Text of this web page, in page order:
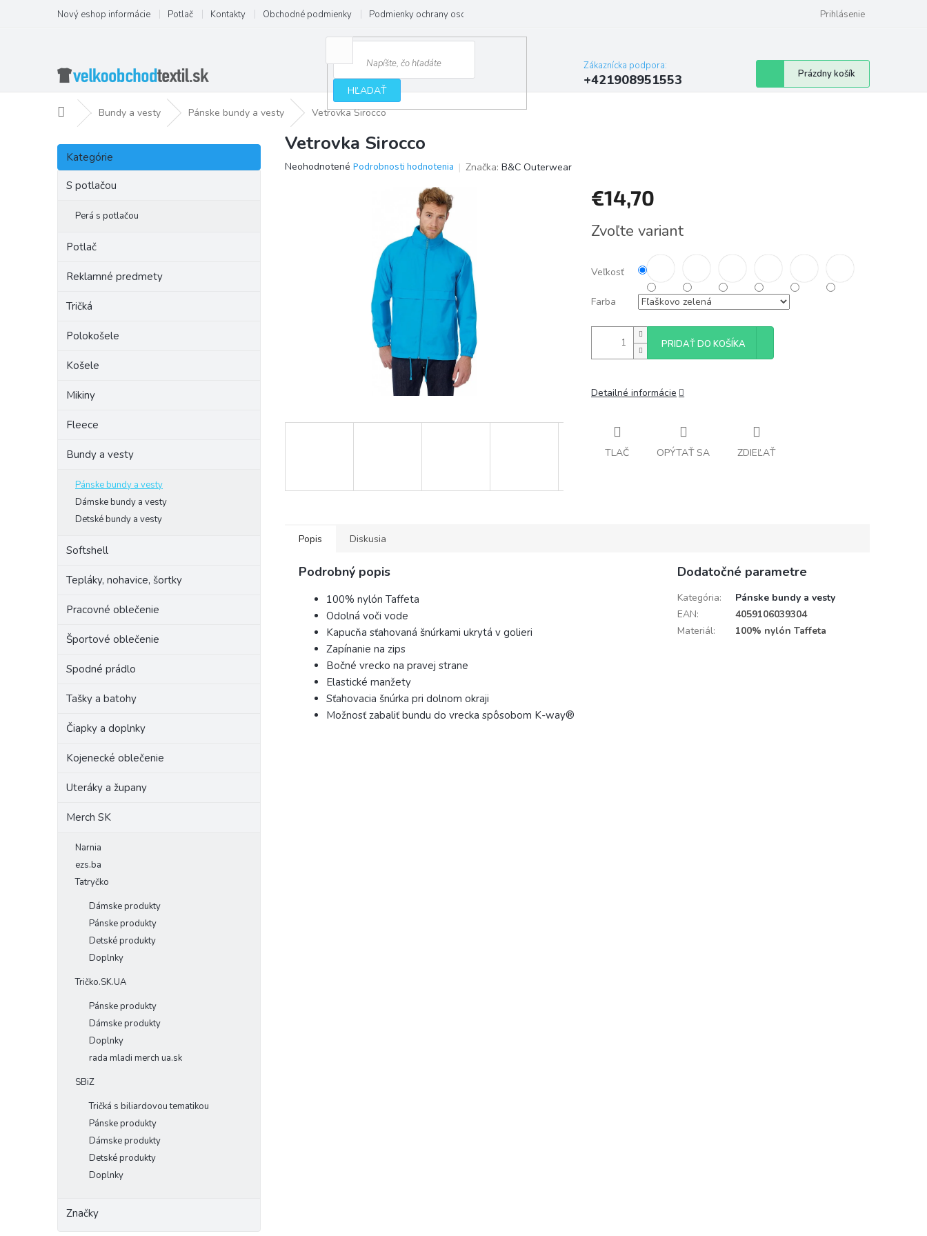
obsah
Nový eshop informácie Potlač Kontakty Obchodné podmienky Podmienky ochrany osobných údajov Prihlásenie
HĽADAŤ
Zákaznícka podpora:
+421908951553
Nákupný
košík
Prázdny košík
DomovBundy a vesty Pánske bundy a vesty Vetrovka Sirocco
B
č
Preskočiť
kategórie
Kategórie
S potlačou
Perá s potlačou
Potlač
Reklamné predmety
Tričká
Polokošele
Košele
Mikiny
Fleece
Bundy a vesty
Pánske bundy a vesty
Dámske bundy a vesty
Detské bundy a vesty
Softshell
Tepláky, nohavice, šortky
Pracovné oblečenie
Športové oblečenie
Spodné prádlo
Tašky a batohy
Čiapky a doplnky
Kojenecké oblečenie
Uteráky a župany
Merch SK
Narnia
ezs.ba
Tatryčko
Dámske produkty
Pánske produkty
Detské produkty
Doplnky
Tričko.SK.UA
Pánske produkty
Dámske produkty
Doplnky
rada mladi merch ua.sk
SBiZ
Tričká s biliardovou tematikou
Pánske produkty
Dámske produkty
Detské produkty
Doplnky
Značky
Vetrovka Sirocco
Priemerné
Neohodnotené Podrobnosti hodnotenia Značka: B&C Outerwear
€14,70
cena:
Zvoľte variant
Veľkosť
Farba
PRIDAŤ DO KOŠÍKA
Detailné informácie
TLAČ OPÝTAŤ SA ZDIEĽAŤ
Popis Diskusia
Podrobný popis
100% nylón Taffeta
Odolná voči vode
Kapucňa sťahovaná šnúrkami ukrytá v golieri
Zapínanie na zips
Bočné vrecko na pravej strane
Elastické manžety
Sťahovacia šnúrka pri dolnom okraji
Možnosť zabaliť bundu do vrecka spôsobom K-way®
Dodatočné parametre
Kategória:
Pánske bundy a vesty
EAN:
4059106039304
Materiál: 100% nylón Taffeta